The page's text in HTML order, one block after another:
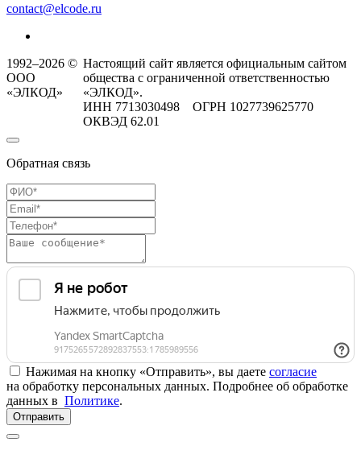
contact@elcode.ru
1992–2026 ©
ООО
«ЭЛКОД»
Настоящий сайт является официальным сайтом
общества с ограниченной ответственностью
«ЭЛКОД».
ИНН 7713030498 ОГРН 1027739625770
ОКВЭД 62.01
Обратная связь
Нажимая на кнопку «Отправить», вы даете согласие
на обработку персональных данных. Подробнее об обработке
данных в Политике.
Отправить